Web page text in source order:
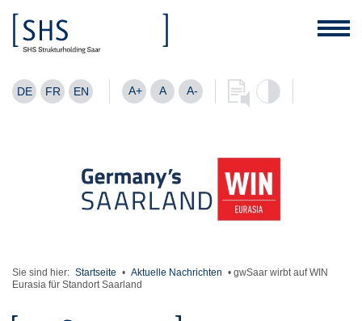
DE FR EN A+ A A-
Sie sind hier: Startseite • Aktuelle Nachrichten • gwSaar wirbt auf WIN
Eurasia für Standort Saarland